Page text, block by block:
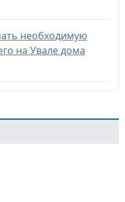
необходимую
на Увале дома